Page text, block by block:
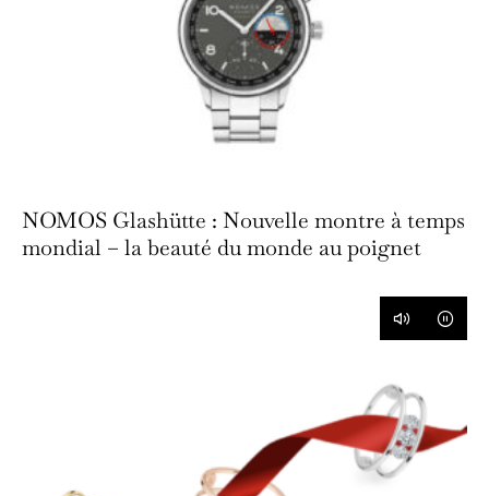
NOMOS Glashütte : Nouvelle montre à temps
mondial – la beauté du monde au poignet